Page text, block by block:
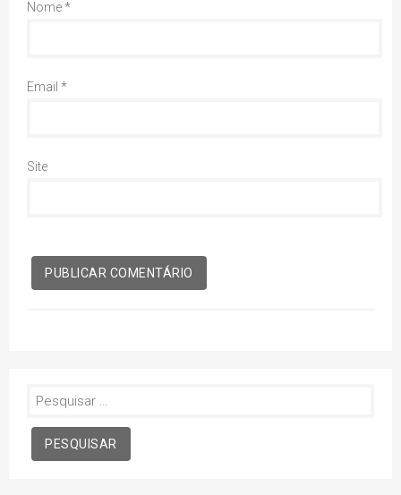
Nome*
Email *
Site
Pesquisar